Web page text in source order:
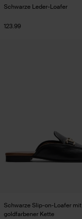
Schwarze Leder-Loafer
123.99
Schwarze Slip-on-Loafer mit
goldfarbener Kette